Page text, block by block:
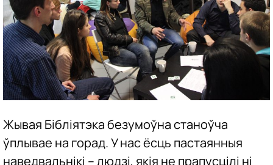
Жывая Бібліятэка безумоўна станоўча
ўплывае на горад. У нас ёсць пастаянныя
наведвальнікі – людзі, якія не прапусцілі ні